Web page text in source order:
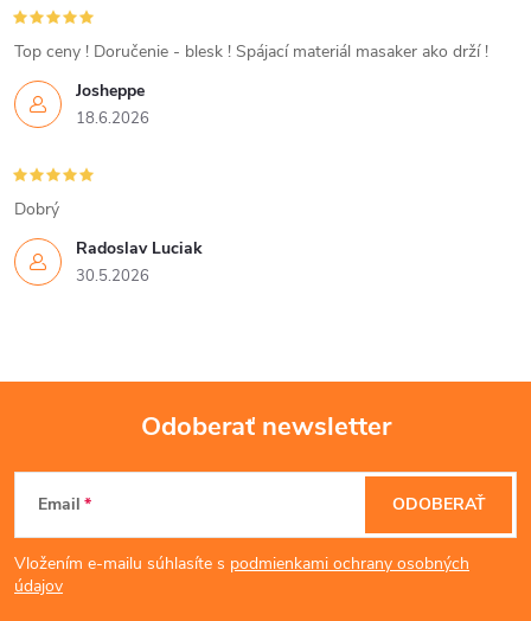
Josheppe
18.6.2026
Top ceny ! Doručenie - blesk ! Spájací materiál masaker ako drží !
Radoslav Luciak
30.5.2026
Dobrý
Z
á
p
Odoberať newsletter
Email
Vložením e-mailu súhlasíte s podmienkami ochrany osobných
údajov
ODOBERAŤ